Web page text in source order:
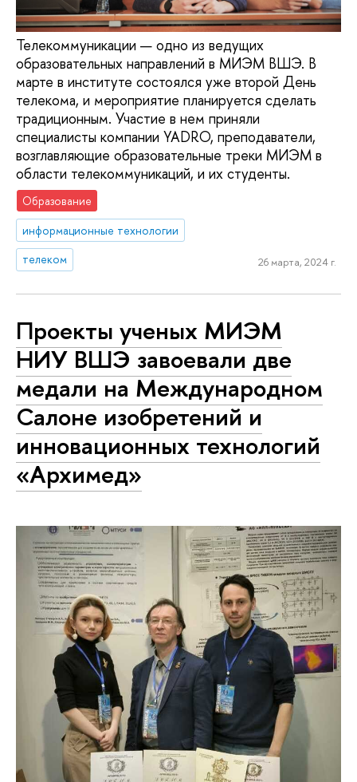
Телекоммуникации — одно из ведущих
образовательных направлений в МИЭМ ВШЭ. В
марте в институте состоялся уже второй День
телекома, и мероприятие планируется сделать
традиционным. Участие в нем приняли
специалисты компании YADRO, преподаватели,
возглавляющие образовательные треки МИЭМ в
области телекоммуникаций, и их студенты.
Образование
информационные технологии
телеком
26 марта, 2024 г.
Проекты ученых МИЭМ
НИУ ВШЭ завоевали две
медали на Международном
Салоне изобретений и
инновационных технологий
«Архимед»